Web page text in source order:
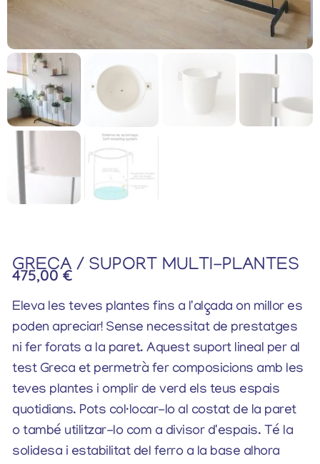
GRECA / SUPORT MULTI-PLANTES
475,00€
Eleva les teves plantes fins a l'alçada on millor es
poden apreciar! Sense necessitat de prestatges
ni fer forats a la paret. Aquest suport lineal per al
test Greca et permetrà fer composicions amb les
teves plantes i omplir de verd els teus espais
quotidians. Pots col·locar-lo al costat de la paret
o també utilitzar-lo com a divisor d'espais. Té la
solidesa i estabilitat del ferro a la base alhora